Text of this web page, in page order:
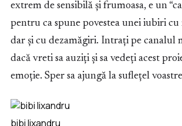
extrem de sensibilă și frumoasa, e un
pentru ca spune povestea unei iubiri
dar și cu dezamăgiri. Intrați pe canalul
dacă vreti sa auziți și sa vedeți acest
emoție. Sper sa ajungă la suflețel
bibi lixandru